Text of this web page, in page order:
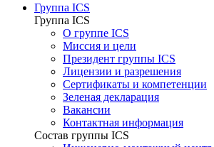
Группа ICS
Группа ICS
О группе ICS
Миссия и цели
Президент группы ICS
Лицензии и разрешения
Сертификаты и компетенции
Зеленая декларация
Вакансии
Контактная информация
Состав группы ICS